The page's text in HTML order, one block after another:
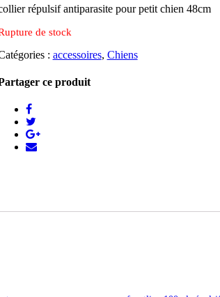
répulsif antiparasite pour petit chien 48cm
de stock
: accessoires, Chiens
ce produit